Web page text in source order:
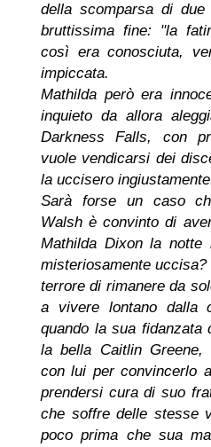
della scomparsa di
bruttissima fine: "la
così era conosciuta,
impiccata.
Mathilda però era
inquieto da allora
Darkness Falls, con
vuole vendicarsi dei
la uccisero
Sarà forse un caso
Walsh è convinto di
Mathilda Dixon la
misteriosamente
terrore di rimanere da
a vivere lontano dalla
quando la sua fidanzata
la bella Caitlin
con lui per convincerlo
prendersi cura di suo
che soffre delle stesse
poco prima che sua